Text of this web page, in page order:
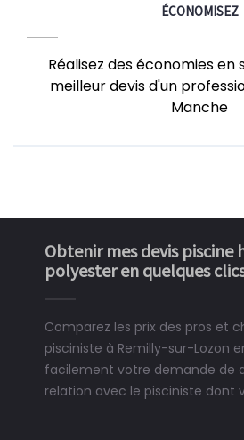
ÉCONOMISEZ
Réalisez des économies
meilleur devis d'un
Manche
Obtenir mes devis piscine
polyester en quelques
Comparez les prix des pros et
pisciniste à Remilly-sur-Lozon
facilement votre demande de
relation avec le pisciniste dont